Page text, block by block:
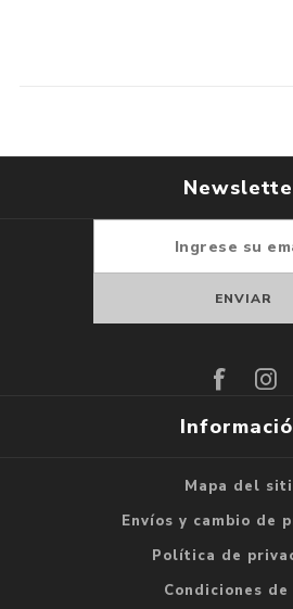
Mapa del
Envíos y cambio de
Política de
Condiciones de